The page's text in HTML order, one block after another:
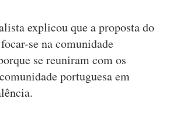
explicou que a proposta do
se na comunidade
se reuniram com os
portuguesa em